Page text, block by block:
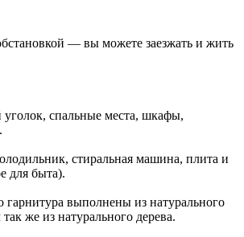
— вы можете заезжать и жить
уголок, спальные места, шкафы,
стиральная машина, плита и
для быта).
гарнитура выполнены из натурального
же из натурального дерева.